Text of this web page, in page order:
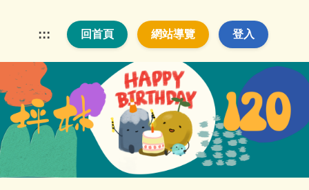
要
內
容
區
::: 回首頁 網站導覽 登入